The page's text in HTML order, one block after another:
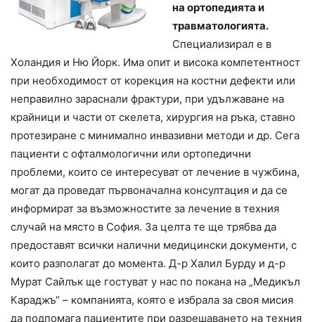
на ортопедията и
травматологията.
Специализирал е в
Холандия и Ню Йорк. Има опит и висока компетентност
при необходимост от корекция на костни дефекти или
неправилно зараснали фрактури, при удължаване на
крайници и части от скелета, хирургия на ръка, ставно
протезиране с минимално инвазивни методи и др. Сега
пациенти с офталмологични или ортопедични
проблеми, които се интересуват от лечение в чужбина,
могат да проведат първоначална консултация и да се
информират за възможностите за лечение в техния
случай на място в София. За целта те ще трябва да
предоставят всички налични медицински документи, с
които разполагат до момента. Д-р Халил Бурду и д-р
Мурат Сайлък ще гостуват у нас по покана на „Медикъл
Караджъ“ – компанията, която е избрала за своя мисия
да подпомага пациентите при разрешаването на техния